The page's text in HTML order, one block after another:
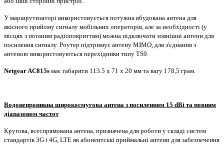
У маршрутизаторі використовується потужна вбудована антена для
якісного прийому сигналу мобільних операторів, але за необхідності (у
місцях з поганим радіопокриттям) можна підключати зовнішні антени для
посилення сигналу. Роутер підтримує антену MIMO, для з'єднання з
антеною використовуються перехідники типу TS9.
Netgear AC815s має габарити 113.5 x 71 x 20 мм та вагу 178,5 грам.
Водонепроникна широкосмугова антена з посиленням 15 dBi та повним
діапазоном частот
Кругова, всеспрямована антена, призначена для роботи у складі систем
стандартів 3G і 4G, LTE як абонентські приймальні антени для забезпечення